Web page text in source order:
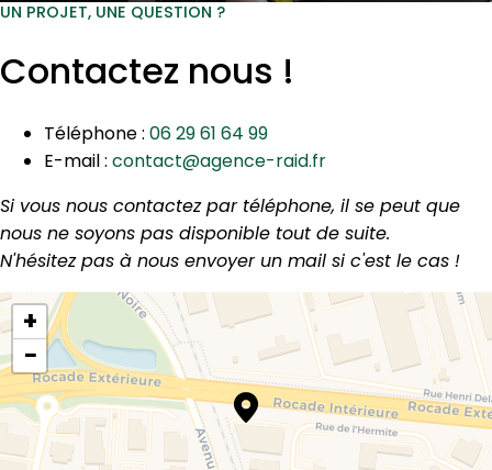
UN PROJET, UNE QUESTION ?
Contactez nous !
Téléphone : 06 29 61 64 99
E-mail : contact@agence-raid.fr
Si vous nous contactez par téléphone, il se peut que
nous ne soyons pas disponible tout de suite.
N'hésitez pas à nous envoyer un mail si c'est le cas !
+
−